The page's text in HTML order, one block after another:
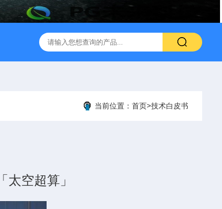
当前位置： 首页>技术白皮书
空超算」